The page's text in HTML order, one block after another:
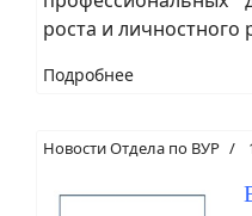
роста и личностного
Подробнее
Новости Отдела по ВУР